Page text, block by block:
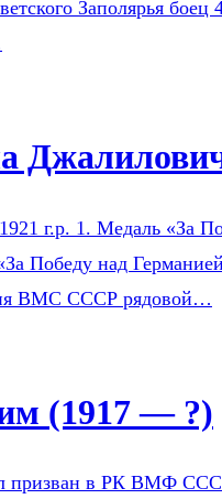
Заполярья
г.р. 1. Медаль «За
Победу над
ВМС СССР рядовой…
(1917 — ?)
призван в РК ВМФ